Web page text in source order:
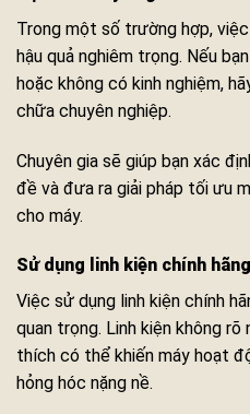
Trong một số trường hợp,
hậu quả nghiêm trọng. Nếu
hoặc không có kinh nghiệm,
chữa chuyên nghiệp.
Chuyên gia sẽ giúp bạn xác
đề và đưa ra giải pháp tối ưu
cho máy.
Sử dụng linh kiện chính hãng
Việc sử dụng linh kiện chính
quan trọng. Linh kiện không
thích có thể khiến máy hoạt
hỏng hóc nặng nề.